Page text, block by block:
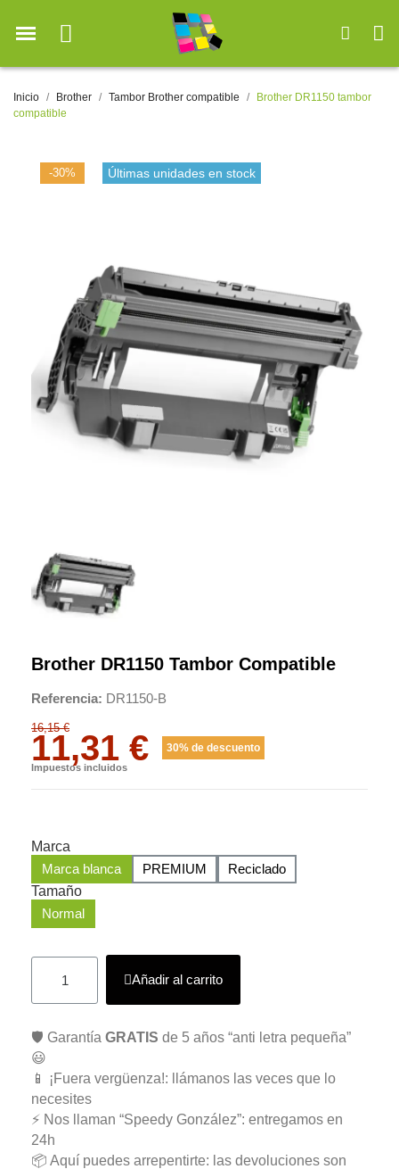
Inicio Brother Tambor Brother compatible
Brother DR1150 tambor
compatible
-30% Últimas unidades en stock
Brother DR1150 Tambor Compatible
Referencia DR1150-B
16,15 €
11,31 € 30% de descuento
Impuestos incluidos
Marca
Marca blanca
PREMIUM
Reciclado
Tamaño
Normal
Añadir al carrito
🛡️ Garantía GRATIS de 5 años “anti letra pequeña”
😃
📱 ¡Fuera vergüenza!: llámanos las veces que lo
necesites
⚡ Nos llaman “Speedy González”: entregamos en
24h
📦 Aquí puedes arrepentirte: las devoluciones son